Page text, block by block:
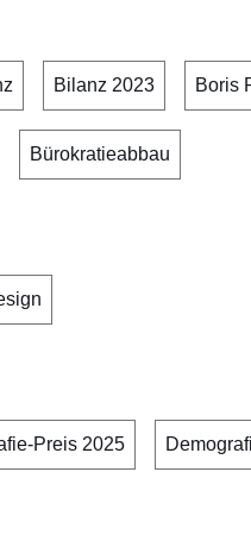
Bilanz 2023 Boris
Bürokratieabbau
Preis 2025